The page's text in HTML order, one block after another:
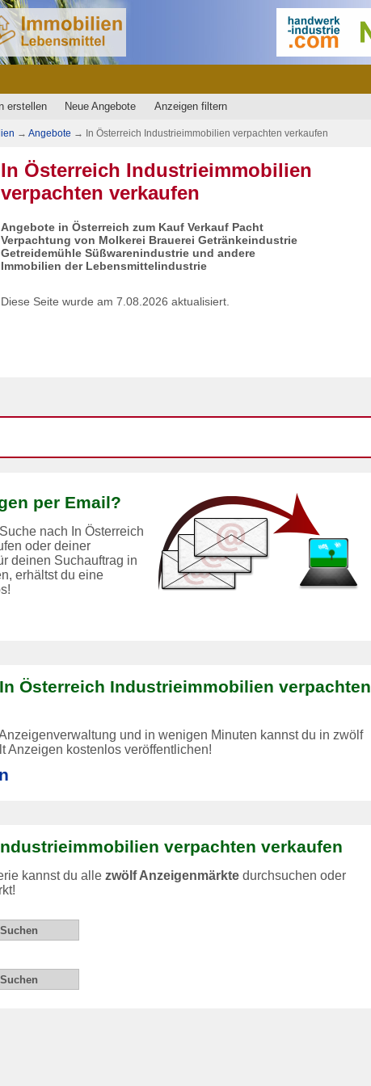
erstellen Neue Angebote Anzeigen filtern
→ Angebote → In Österreich Industrieimmobilien verpachten verkaufen
In Österreich Industrieimmobilien
verpachten verkaufen
Angebote in Österreich zum Kauf Verkauf Pacht
Verpachtung von Molkerei Brauerei Getränkeindustrie
Getreidemühle Süßwarenindustrie und andere
Immobilien der Lebensmittelindustrie
Diese Seite wurde am 7.08.2026 aktualisiert.
per Email?
nach In Österreich
oder deiner
deinen Suchauftrag in
erhältst du eine
Österreich Industrieimmobilien verpachten
und in wenigen Minuten kannst du in zwölf
Anzeigen kostenlos veröffentlichen!
verpachten verkaufen
kannst du alle zwölf Anzeigenmärktedurchsuchen oder